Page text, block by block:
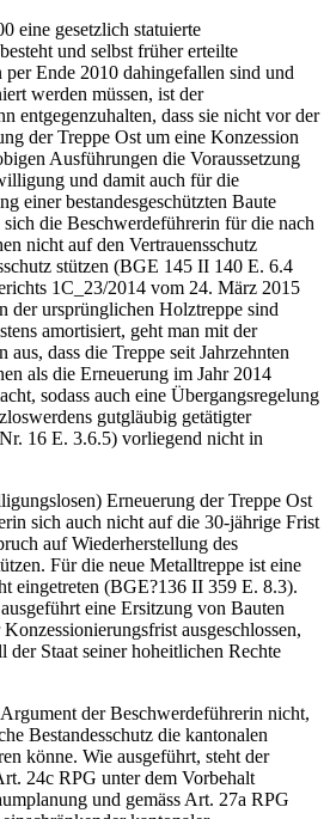
eine gesetzlich statuierte
und selbst früher erteilte
per Ende 2010 dahingefallen sind und
werden müssen, ist der
entgegenzuhalten, dass sie nicht vor der
der Treppe Ost um eine Konzession
Ausführungen die Voraussetzung
und damit auch für die
einer bestandesgeschützten Baute
die Beschwerdeführerin für die nach
nicht auf den Vertrauensschutz
stützen (BGE 145 II 140 E. 6.4
1C_23/2014 vom 24. März 2015
der ursprünglichen Holztreppe sind
amortisiert, geht man mit der
dass die Treppe seit Jahrzehnten
als die Erneuerung im Jahr 2014
sodass auch eine Übergangsregelung
gutgläubig getätigter
16 E. 3.6.5) vorliegend nicht in
Erneuerung der Treppe Ost
sich auch nicht auf die 30-jährige Frist
auf Wiederherstellung des
Für die neue Metalltreppe ist eine
eingetreten (BGE?136 II 359 E. 8.3).
eine Ersitzung von Bauten
ausgeschlossen,
der Staat seiner hoheitlichen Rechte
der Beschwerdeführerin nicht,
Bestandesschutz die kantonalen
könne. Wie ausgeführt, steht der
24c RPG unter dem Vorbehalt
und gemäss Art. 27a RPG